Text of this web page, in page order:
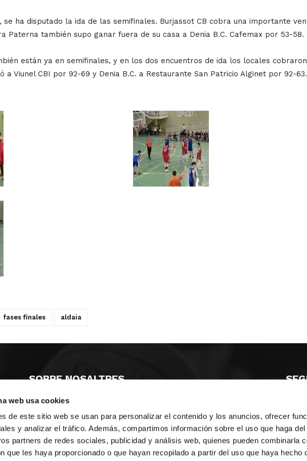
web usa cookies
de este sitio web se usan para personalizar el contenido y los anuncios, ofrecer
y analizar el tráfico. Además, compartimos información sobre el uso que haga
partners de redes sociales, publicidad y análisis web, quienes pueden combinarla
que les haya proporcionado o que hayan recopilado a partir del uso que haya hecho
, se ha disputado la ida de las semifinales. Burjassot CB cobra una importante
Paterna también supo ganar fuera de su casa a Denia B.C. Cafemax por 53-58.
están ya en semifinales, y en los dos encuentros de ida los locales
a Viunel CBI por 92-69 y Denia B.C. a Restaurante San Patricio Alginet por 92-63.
fases finales aldaia
SOBRE NOSALTRES
CASTELLÓ
VALÈNCIA
MONESTIR DE POBLET 14 1ª 3º
ALACANT
CIUDAD DE MATANZAS 12
fbcv@fbcv.es